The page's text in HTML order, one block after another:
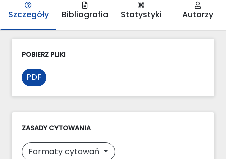
Szczegóły Bibliografia Statystyki Autorzy
POBIERZ PLIKI
PDF
ZASADY CYTOWANIA
Formaty cytowań